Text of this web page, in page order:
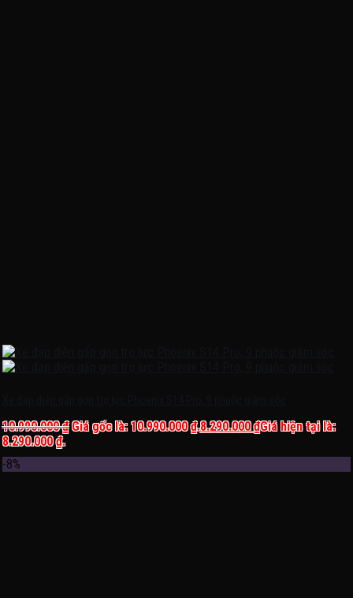
10.990.000₫ Giá gốc là: 10.990.000 ₫.8.290.000₫Giá hiện tại là:
8.290.000 ₫.
-8%